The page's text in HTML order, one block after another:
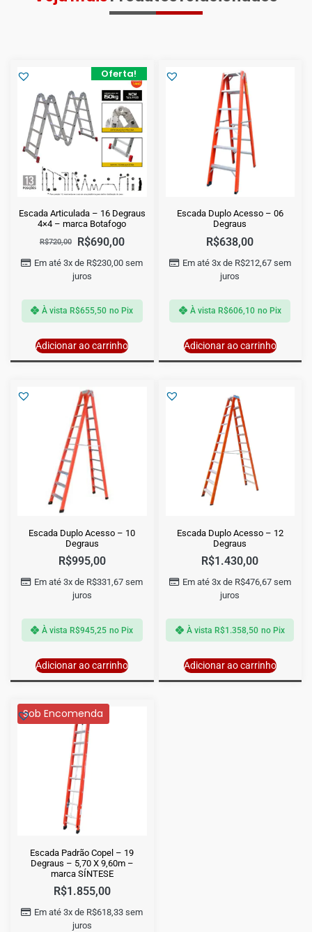
Oferta!
Escada Articulada – 16 Degraus
4×4 – marca Botafogo
R$720,00 R$690,00
Em até 3x de R$230,00 sem
juros
À vista R$655,50 no Pix
Adicionar ao carrinho
Escada Duplo Acesso – 06
Degraus
R$638,00
Em até 3x de R$212,67sem
juros
À vista R$606,10 no Pix
Adicionar ao carrinho
Escada Duplo Acesso – 10
Degraus
R$995,00
Em até 3x de R$331,67 sem
juros
À vista R$945,25 no Pix
Adicionar ao carrinho
Escada Duplo Acesso – 12
Degraus
R$1.430,00
Em até 3x de R$476,67sem
juros
À vista R$1.358,50 no Pix
Adicionar ao carrinho
Sob Encomenda
Escada Padrão Copel – 19
Degraus – 5,70 X 9,60m –
marca SÍNTESE
R$1.855,00
Em até 3x de R$618,33 sem
juros